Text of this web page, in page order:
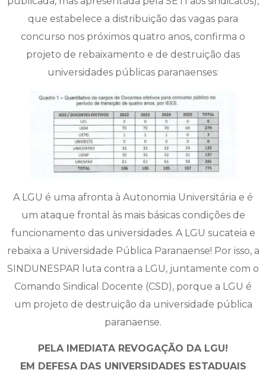
que estabelece a distribuição das vagas para
concurso nos próximos quatro anos, confirma o
projeto de rebaixamento e de destruição das
universidades públicas paranaenses:
A LGU é uma afronta à Autonomia Universitária e é
um ataque frontal às mais básicas condições de
funcionamento das universidades. A LGU sucateia e
rebaixa a Universidade Pública Paranaense! Por isso, a
SINDUNESPAR luta contra a LGU, juntamente com o
Comando Sindical Docente (CSD), porque a LGU é
um projeto de destruição da universidade pública
paranaense.
PELA IMEDIATA REVOGAÇÃO DA LGU!
EM DEFESA DAS UNIVERSIDADES ESTADUAIS